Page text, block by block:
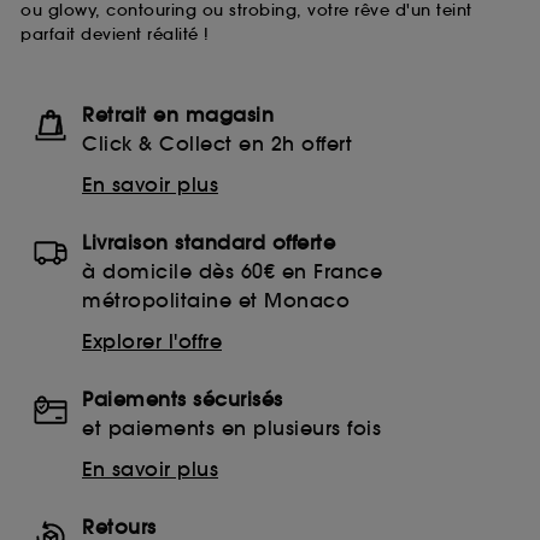
ou glowy, contouring ou strobing, votre rêve d'un teint
parfait devient réalité !
Retrait en magasin
Click & Collect en 2h offert
En savoir plus
Livraison standard offerte
à domicile dès 60€ en France
métropolitaine et Monaco
Explorer l'offre
Paiements sécurisés
et paiements en plusieurs fois
En savoir plus
Retours
moment choisir de retirer votrte consentement. Si vous
souhaitez obtenir plus d'information sur les cookies